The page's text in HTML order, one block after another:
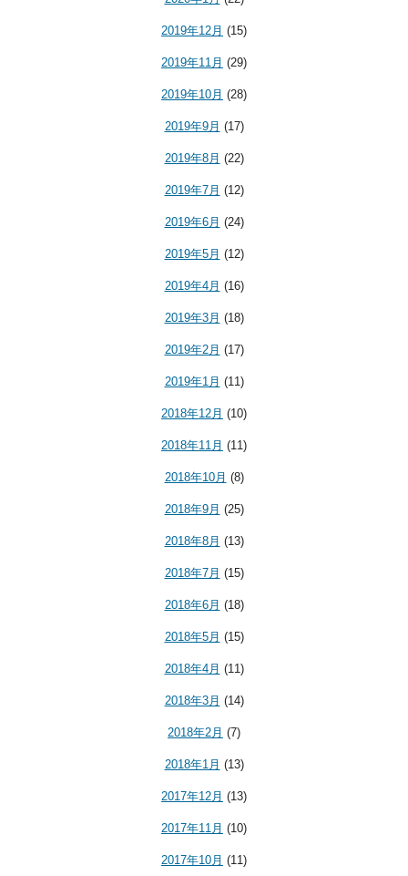
2019年12月 (15)
2019年11月 (29)
2019年10月 (28)
2019年9月 (17)
2019年8月 (22)
2019年7月 (12)
2019年6月 (24)
2019年5月 (12)
2019年4月 (16)
2019年3月 (18)
2019年2月 (17)
2019年1月 (11)
2018年12月 (10)
2018年11月 (11)
2018年10月 (8)
2018年9月 (25)
2018年8月 (13)
2018年7月 (15)
2018年6月 (18)
2018年5月 (15)
2018年4月 (11)
2018年3月 (14)
2018年2月 (7)
2018年1月 (13)
2017年12月 (13)
2017年11月 (10)
2017年10月 (11)